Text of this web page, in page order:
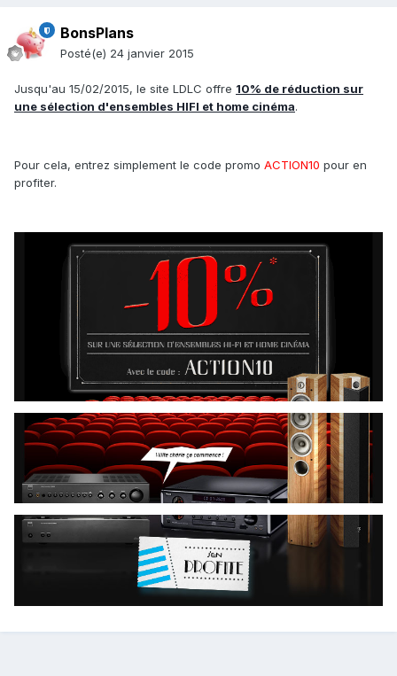
BonsPlans
Posté(e) 24 janvier 2015
Jusqu'au 15/02/2015, le site LDLC offre 10% de réduction sur
une sélection d'ensembles HIFI et home cinéma.
Pour cela, entrez simplement le code promo ACTION10 pour en
profiter.